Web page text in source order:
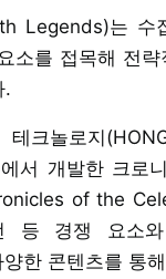
Legends)는 수
소를 접목해 전
.
크놀로지
서 개발한 크로
of the
전 등 경쟁 요소
한 콘텐츠를 통